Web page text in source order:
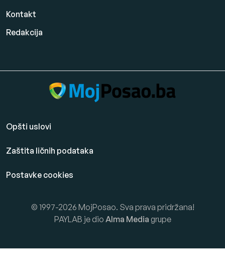
Kontakt
Redakcija
Opšti uslovi
Zaštita ličnih podataka
Postavke cookies
© 1997-2026 MojPosao. Sva prava pridržana!
PAYLAB je dio Alma Media grupe